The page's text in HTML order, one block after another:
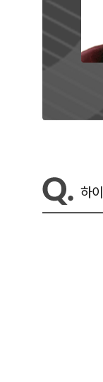
하